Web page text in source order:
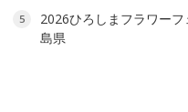
5
2026ひろしまフラワー
島県